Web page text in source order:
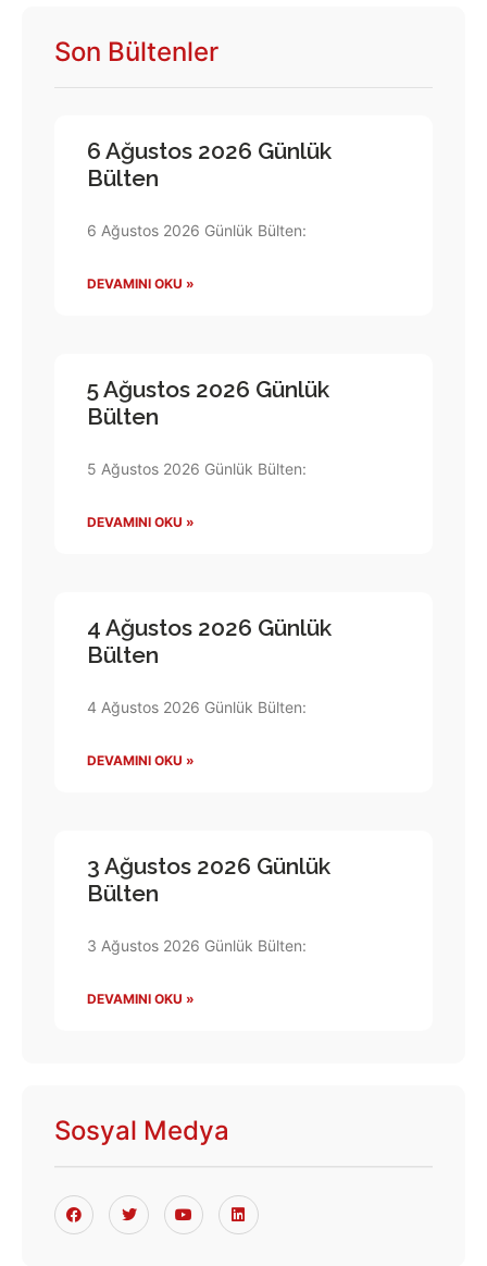
Son Bültenler
6 Ağustos 2026 Günlük
Bülten
6 Ağustos 2026 Günlük Bülten:
DEVAMINI OKU »
5 Ağustos 2026 Günlük
Bülten
5 Ağustos 2026 Günlük Bülten:
DEVAMINI OKU »
4 Ağustos 2026 Günlük
Bülten
4 Ağustos 2026 Günlük Bülten:
DEVAMINI OKU »
3 Ağustos 2026 Günlük
Bülten
3 Ağustos 2026 Günlük Bülten:
DEVAMINI OKU »
Sosyal Medya